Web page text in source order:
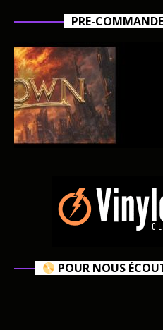
PRE-
POUR NOUS